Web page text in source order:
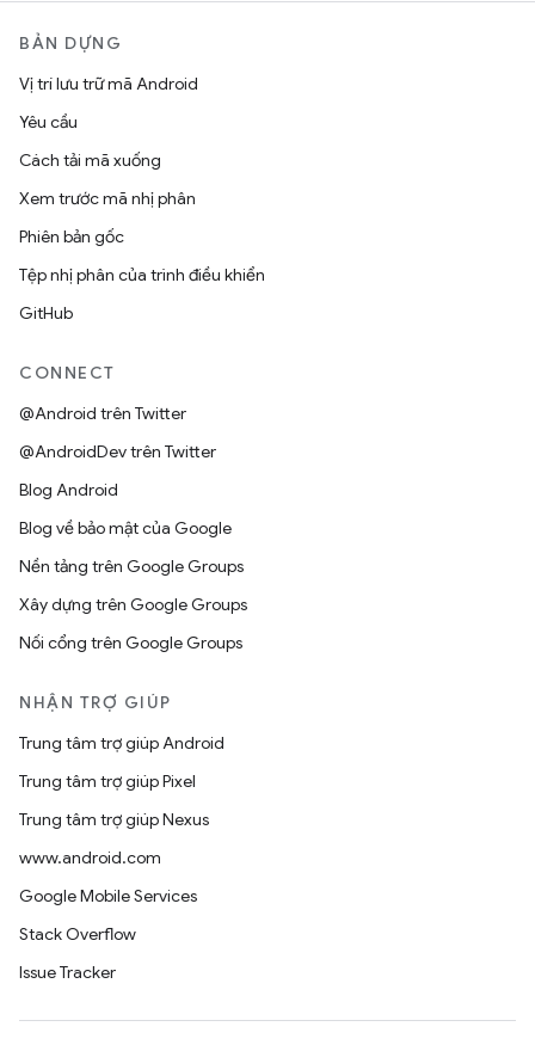
BẢN DỰNG
Vị trí lưu trữ mã Android
Yêu cầu
Cách tải mã xuống
Xem trước mã nhị phân
Phiên bản gốc
Tệp nhị phân của trình điều khiển
GitHub
CONNECT
@Android trên Twitter
@AndroidDev trên Twitter
Blog Android
Blog về bảo mật của Google
Nền tảng trên Google Groups
Xây dựng trên Google Groups
Nối cổng trên Google Groups
NHẬN TRỢ GIÚP
Trung tâm trợ giúp Android
Trung tâm trợ giúp Pixel
Trung tâm trợ giúp Nexus
www.android.com
Google Mobile Services
Stack Overflow
Issue Tracker